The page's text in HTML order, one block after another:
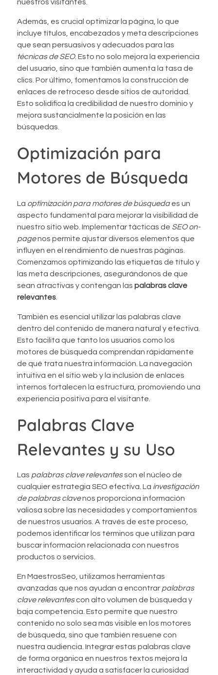
nuestros visitantes.
Además, es crucial optimizar la página, lo que
incluye títulos, encabezados y meta descripciones
que sean persuasivos y adecuados para las
técnicas de SEO. Esto no solo mejora la experiencia
del usuario, sino que también aumenta la tasa de
clics. Por último, fomentamos la construcción de
enlaces de retroceso desde sitios de autoridad.
Esto solidifica la credibilidad de nuestro dominio y
mejora sustancialmente la posición en las
búsquedas.
Optimización para
Motores de Búsqueda
La optimización para motores de búsquedaes un
aspecto fundamental para mejorar la visibilidad de
nuestro sitio web. Implementar tácticas de SEO on-
pagenos permite ajustar diversos elementos que
influyen en el rendimiento de nuestras páginas.
Comenzamos optimizando las etiquetas de título y
las meta descripciones, asegurándonos de que
sean atractivas y contengan las palabras clave
relevantes
También es esencial utilizar las palabras clave
dentro del contenido de manera natural y efectiva.
Esto facilita que tanto los usuarios como los
motores de búsqueda comprendan rápidamente
de qué trata nuestra información. La navegación
intuitiva en el sitio web y la inclusión de enlaces
internos fortalecen la estructura, promoviendo una
experiencia positiva para el visitante.
Palabras Clave
Relevantes y su Uso
Las palabras clave relevantesson el núcleo de
cualquier estrategia SEO efectiva. La investigación
de palabras clavenos proporciona información
valiosa sobre las necesidades y comportamientos
de nuestros usuarios. A través de este proceso,
podemos identificar los términos que utilizan para
buscar información relacionada con nuestros
productos o servicios.
En MaestrosSeo, utilizamos herramientas
avanzadas que nos ayudan a encontrar palabras
clave relevantescon alto volumen de búsqueda y
baja competencia. Esto permite que nuestro
contenido no solo sea más visible en los motores
de búsqueda, sino que también resuene con
nuestra audiencia. Integrar estas palabras clave
de forma orgánica en nuestros textos mejora la
interactividad y ayuda a satisfacer la curiosidad